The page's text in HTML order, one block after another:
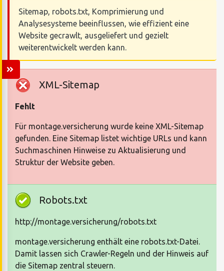
Sitemap, robots.txt, Komprimierung und
Analysesysteme beeinflussen, wie effizient eine
Website gecrawlt, ausgeliefert und gezielt
weiterentwickelt werden kann.
XML-Sitemap
Fehlt
Für montage.versicherung wurde keine XML-Sitemap
gefunden. Eine Sitemap listet wichtige URLs und kann
Suchmaschinen Hinweise zu Aktualisierung und
Struktur der Website geben.
Robots.txt
http://montage.versicherung/robots.txt
montage.versicherung enthält eine robots.txt-Datei.
Damit lassen sich Crawler-Regeln und der Hinweis auf
die Sitemap zentral steuern.